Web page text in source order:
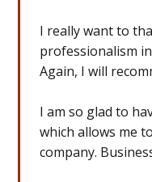
I really want to
professionalism
Again, I will
I am so glad to
which allows me
company.